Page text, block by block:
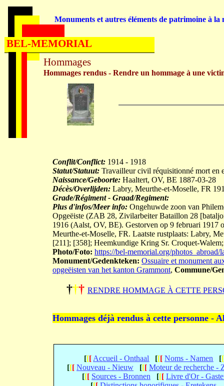
Conflit/Conflict: 1914 - 1918
Statut/Statuut: Travailleur civil réquisitionné mort en
Naissance/Geboorte: Haaltert, OV, BE 1887-03-28
Décès/Overlijden: Labry, Meurthe-et-Moselle, FR
Grade/Régiment - Graad/Regiment:
Plus d'infos/Meer info: Ongehuwde zoon van
Opgeëiste (ZAB 28, Zivilarbeiter Bataillon 28
1916 (Aalst, OV, BE). Gestorven op 9 februari
Meurthe-et-Moselle, FR. Laatste rustplaats: Labry,
[211]; [358]; Heemkundige Kring Sr. Croquet-
Photo/Foto: https://bel-memorial.org/
Monument/Gedenkteken: Ossuaire et monument
opgeëisten van het kanton Grammont, Commune/
††† RENDRE HOMMAGE À CETTE
Hommages déjà rendus à cette personne -
[[[ Accueil - Onthaal [[[ Noms - Namen [[
[[[ Nouveau - Nieuw [[[ Moteur de recherche -
[[[ Sources - Bronnen [[[ Livre d'Or -
Hommages
Hommages rendus - Rendre un hommage à une
Monuments et autres éléments de patrimoine à la
BEL-MEMORIAL